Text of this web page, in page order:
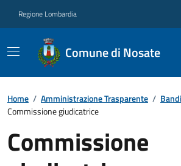
Regione Lombardia
Comune di Nosate
Home / Amministrazione Trasparente /
Commissione giudicatrice
Commissione